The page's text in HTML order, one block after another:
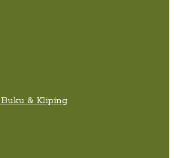
& Kliping